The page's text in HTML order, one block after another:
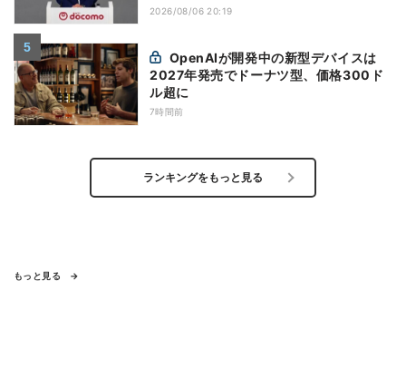
2026/08/06 20:19
2027年発売でドーナツ型、価格300ド
ル超に
7時間前
ランキングをもっと見る
もっと見る